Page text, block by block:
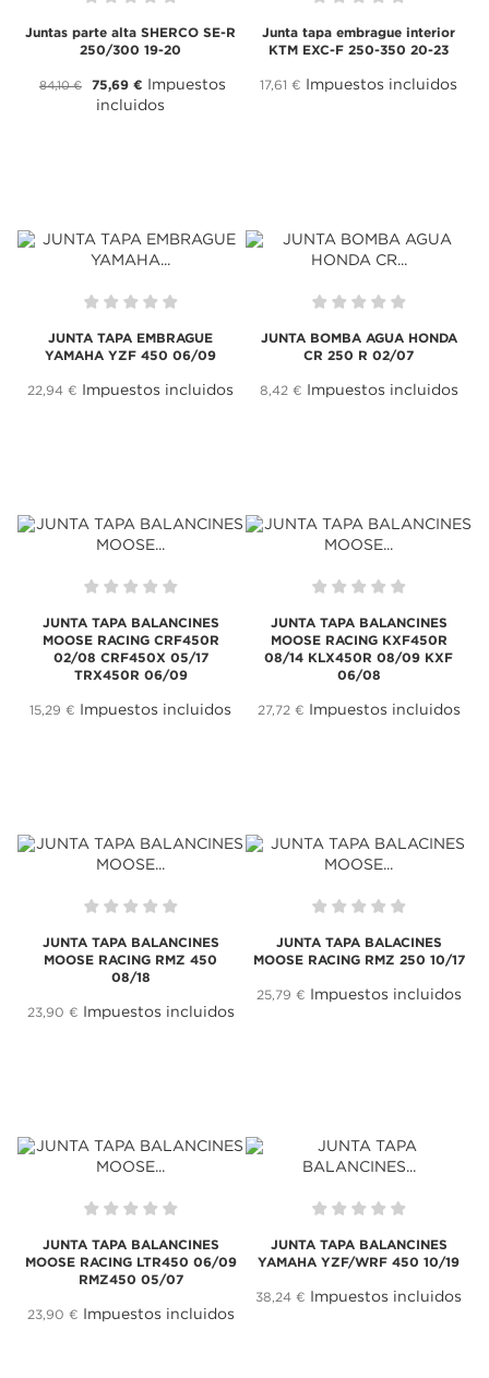
Juntas parte alta SHERCO SE-R
250/300 19-20
84,10 € 75,69 €
Impuestos
incluidos
Junta tapa embrague interior
KTM EXC-F 250-350 20-23
17,61 € Impuestos incluidos
JUNTA TAPA EMBRAGUE
YAMAHA YZF 450 06/09
22,94 € Impuestos incluidos
JUNTA BOMBA AGUA HONDA
CR 250 R 02/07
8,42 € Impuestos incluidos
JUNTA TAPA BALANCINES
MOOSE RACING CRF450R
02/08 CRF450X 05/17
TRX450R 06/09
15,29 € Impuestos incluidos
JUNTA TAPA BALANCINES
MOOSE RACING KXF450R
08/14 KLX450R 08/09 KXF
06/08
27,72 € Impuestos incluidos
JUNTA TAPA BALANCINES
MOOSE RACING RMZ 450
08/18
23,90 € Impuestos incluidos
JUNTA TAPA BALACINES
MOOSE RACING RMZ 250 10/17
25,79 € Impuestos incluidos
JUNTA TAPA BALANCINES
MOOSE RACING LTR450 06/09
RMZ450 05/07
23,90 € Impuestos incluidos
JUNTA TAPA BALANCINES
YAMAHA YZF/WRF 450 10/19
38,24 € Impuestos incluidos